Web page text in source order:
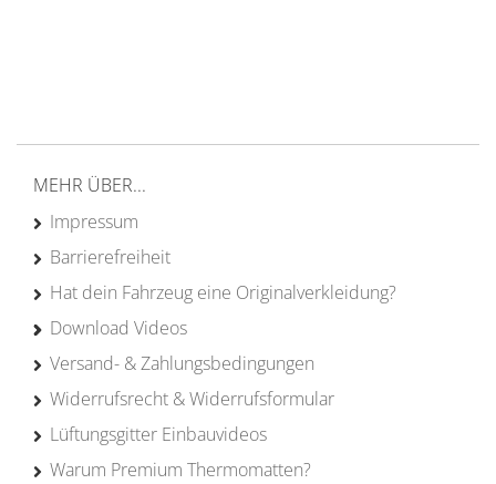
MEHR ÜBER...
Impressum
Barrierefreiheit
Hat dein Fahrzeug eine Originalverkleidung?
Download Videos
Versand- & Zahlungsbedingungen
Widerrufsrecht & Widerrufsformular
Lüftungsgitter Einbauvideos
Warum Premium Thermomatten?